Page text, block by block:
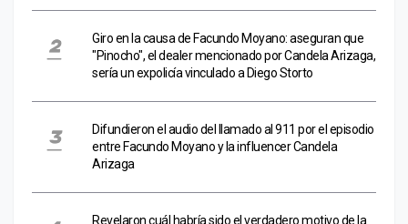
Giro en la causa de Facundo Moyano: aseguran que
"Pinocho", el dealer mencionado por Candela Arizaga,
sería un expolicía vinculado a Diego Storto
Difundieron el audio del llamado al 911 por el episodio
entre Facundo Moyano y la influencer Candela
Arizaga
Revelaron cuál habría sido el verdadero motivo de la